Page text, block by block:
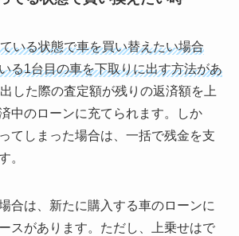
いる状態で車を買い替えたい場合
る1台目の車を下取りに出す方法があ
した際の査定額が残りの返済額を上
中のローンに充てられます。しか
てしまった場合は、一括で残金を支
。
合は、新たに購入する車のローンに
スがあります。ただし、上乗せはで